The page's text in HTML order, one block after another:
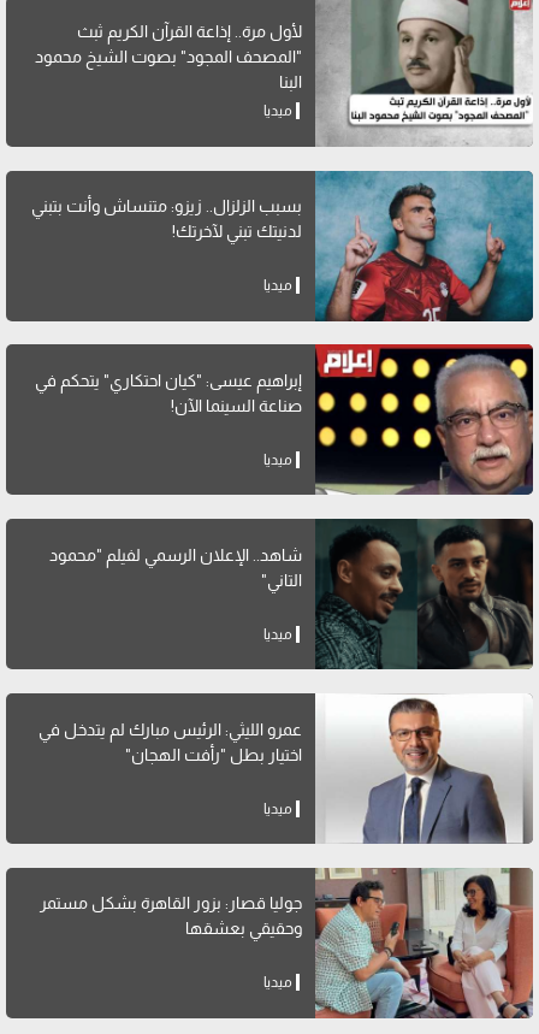
لأول مرة.. إذاعة القرآن الكريم ثبث
"المصحف المجود" بصوت الشيخ محمود
البنا
ميديا
بسبب الزلزال.. زيزو: متنساش وأنت بتبني
لدنيتك تبني لآخرتك!
ميديا
إبراهيم عيسى: "كيان احتكاري" يتحكم في
صناعة السينما الآن!
ميديا
شاهد.. الإعلان الرسمي لفيلم "محمود
التاني"
ميديا
عمرو الليثي: الرئيس مبارك لم يتدخل في
اختيار بطل "رأفت الهجان"
ميديا
جوليا قصار: بزور القاهرة بشكل مستمر
وحقيقي بعشقها
ميديا